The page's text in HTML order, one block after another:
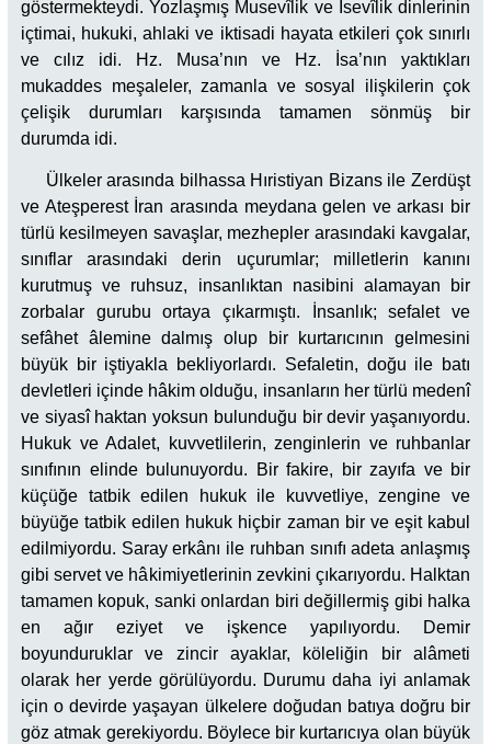
göstermekteydi. Yozlaşmış Musevîlik ve İsevîlik dinlerinin
içtimai, hukuki, ahlaki ve iktisadi hayata etkileri çok sınırlı
ve cılız idi. Hz. Musa’nın ve Hz. İsa’nın yaktıkları
mukaddes meşaleler, zamanla ve sosyal ilişkilerin çok
çelişik durumları karşısında tamamen sönmüş bir
durumda idi.
Ülkeler arasında bilhassa Hıristiyan Bizans ile Zerdüşt
ve Ateşperest İran arasında meydana gelen ve arkası bir
türlü kesilmeyen savaşlar, mezhepler arasındaki kavgalar,
sınıflar arasındaki derin uçurumlar; milletlerin kanını
kurutmuş ve ruhsuz, insanlıktan nasibini alamayan bir
zorbalar gurubu ortaya çıkarmıştı. İnsanlık; sefalet ve
sefâhet âlemine dalmış olup bir kurtarıcının gelmesini
büyük bir iştiyakla bekliyorlardı. Sefaletin, doğu ile batı
devletleri içinde hâkim olduğu, insanların her türlü medenî
ve siyasî haktan yoksun bulunduğu bir devir yaşanıyordu.
Hukuk ve Adalet, kuvvetlilerin, zenginlerin ve ruhbanlar
sınıfının elinde bulunuyordu. Bir fakire, bir zayıfa ve bir
küçüğe tatbik edilen hukuk ile kuvvetliye, zengine ve
büyüğe tatbik edilen hukuk hiçbir zaman bir ve eşit kabul
edilmiyordu. Saray erkânı ile ruhban sınıfı adeta anlaşmış
gibi servet ve hâkimiyetlerinin zevkini çıkarıyordu. Halktan
tamamen kopuk, sanki onlardan biri değillermiş gibi halka
en ağır eziyet ve işkence yapılıyordu. Demir
boyunduruklar ve zincir ayaklar, köleliğin bir alâmeti
olarak her yerde görülüyordu. Durumu daha iyi anlamak
için o devirde yaşayan ülkelere doğudan batıya doğru bir
göz atmak gerekiyordu. Böylece bir kurtarıcıya olan büyük